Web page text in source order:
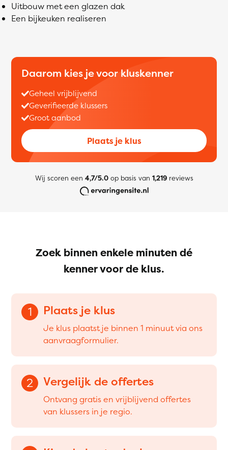
Uitbouw met een glazen dak
Een bijkeuken realiseren
Daarom kies je voor kluskenner
Geheel vrijblijvend
Geverifieerde klussers
Groot aanbod
Plaats je klus
Wij scoren een 4,7/5.0op basis van 1,219reviews
Zoek binnen enkele minuten dé
kenner voor de klus.
1 Plaats je klus
Je klus plaatst je binnen 1 minuut via ons
aanvraagformulier.
2 Vergelijk de offertes
Ontvang gratis en vrijblijvend offertes
van klussers in je regio.